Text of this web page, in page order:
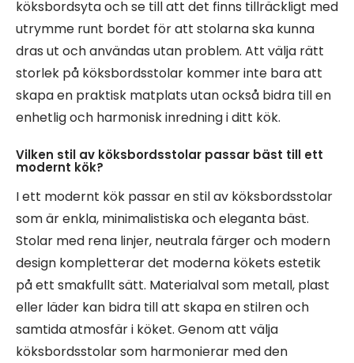
köksbordsyta och se till att det finns tillräckligt med
utrymme runt bordet för att stolarna ska kunna
dras ut och användas utan problem. Att välja rätt
storlek på köksbordsstolar kommer inte bara att
skapa en praktisk matplats utan också bidra till en
enhetlig och harmonisk inredning i ditt kök.
Vilken stil av köksbordsstolar passar bäst till ett
modernt kök?
I ett modernt kök passar en stil av köksbordsstolar
som är enkla, minimalistiska och eleganta bäst.
Stolar med rena linjer, neutrala färger och modern
design kompletterar det moderna kökets estetik
på ett smakfullt sätt. Materialval som metall, plast
eller läder kan bidra till att skapa en stilren och
samtida atmosfär i köket. Genom att välja
köksbordsstolar som harmonierar med den